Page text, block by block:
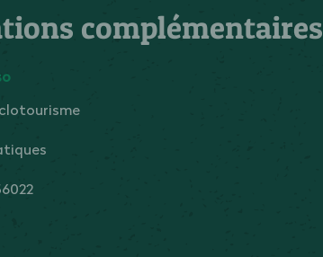
complémentaires